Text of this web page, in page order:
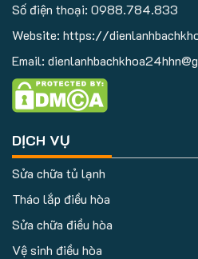
Số điện thoại: 0988.784.833
Website: https://
Email:
DỊCH VỤ
Sửa chữa tủ lạnh
Tháo lắp điều hòa
Sửa chữa điều hòa
Vệ sinh điều hòa